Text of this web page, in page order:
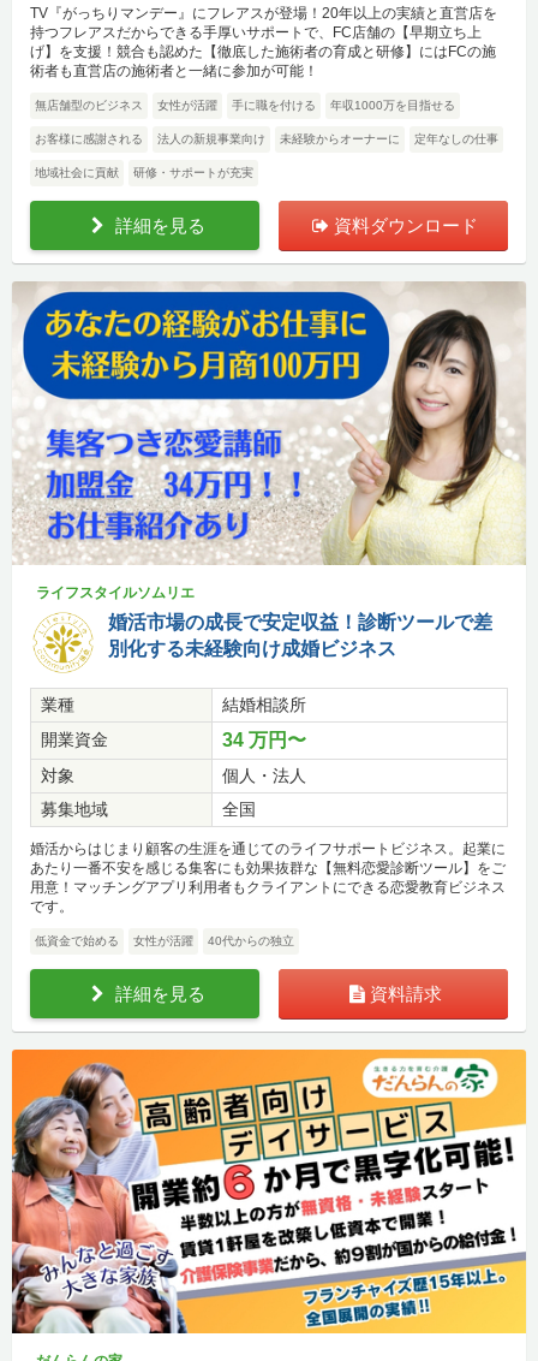
TV『がっちりマンデー』にフレアスが登場！20年以上の実績と直営店を
持つフレアスだからできる手厚いサポートで、FC店舗の【早期立ち上
げ】を支援！競合も認めた【徹底した施術者の育成と研修】にはFCの施
術者も直営店の施術者と一緒に参加が可能！
無店舗型のビジネス 女性が活躍 手に職を付ける 年収1000万を目指せる
お客様に感謝される 法人の新規事業向け 未経験からオーナーに 定年なしの仕事
地域社会に貢献 研修・サポートが充実
詳細を見る 資料ダウンロード
ライフスタイルソムリエ
婚活市場の成長で安定収益！診断ツールで差
別化する未経験向け成婚ビジネス
業種
結婚相談所
開業資金
34 万円〜
対象
個人・法人
募集地域
全国
婚活からはじまり顧客の生涯を通じてのライフサポートビジネス。起業に
あたり一番不安を感じる集客にも効果抜群な【無料恋愛診断ツール】をご
用意！マッチングアプリ利用者もクライアントにできる恋愛教育ビジネス
です。
低資金で始める 女性が活躍 40代からの独立
詳細を見る 資料請求